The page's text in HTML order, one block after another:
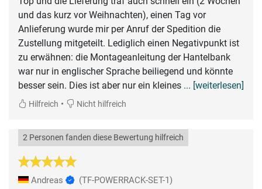
und das kurz vor Weihnachten), einen Tag vor
Anlieferung wurde mir per Anruf der Spedition die
Zustellung mitgeteilt. Lediglich einen Negativpunkt ist
zu erwähnen: die Montageanleitung der Hantelbank
war nur in englischer Sprache beiliegend und könnte
besser sein. Dies ist aber nur ein kleines ... [weiterlesen]
Hilfreich • Nicht hilfreich
2 Personen fanden diese Bewertung hilfreich
Andreas (TF-POWERRACK-SET-1)